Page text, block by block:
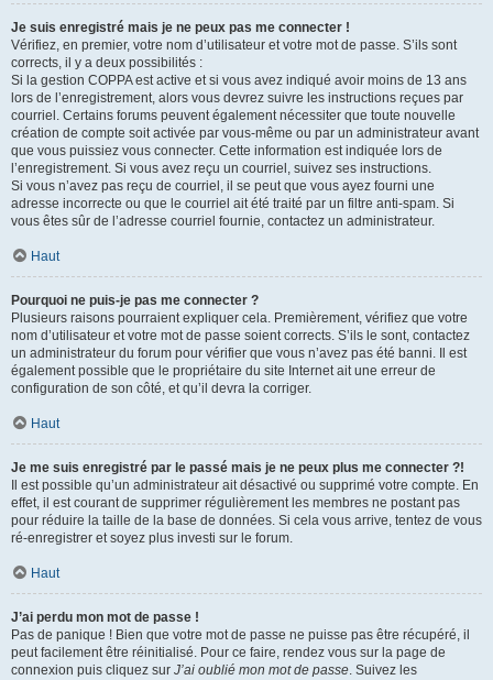
Je suis enregistré mais je ne peux pas me connecter !
Vérifiez, en premier, votre nom d’utilisateur et votre mot de passe. S’ils sont
corrects, il y a deux possibilités :
Si la gestion COPPA est active et si vous avez indiqué avoir moins de 13 ans
lors de l’enregistrement, alors vous devrez suivre les instructions reçues par
courriel. Certains forums peuvent également nécessiter que toute nouvelle
création de compte soit activée par vous-même ou par un administrateur avant
que vous puissiez vous connecter. Cette information est indiquée lors de
l’enregistrement. Si vous avez reçu un courriel, suivez ses instructions.
Si vous n’avez pas reçu de courriel, il se peut que vous ayez fourni une
adresse incorrecte ou que le courriel ait été traité par un filtre anti-spam. Si
vous êtes sûr de l’adresse courriel fournie, contactez un administrateur.
Haut
Pourquoi ne puis-je pas me connecter ?
Plusieurs raisons pourraient expliquer cela. Premièrement, vérifiez que votre
nom d’utilisateur et votre mot de passe soient corrects. S’ils le sont, contactez
un administrateur du forum pour vérifier que vous n’avez pas été banni. Il est
également possible que le propriétaire du site Internet ait une erreur de
configuration de son côté, et qu’il devra la corriger.
Haut
Je me suis enregistré par le passé mais je ne peux plus me connecter ?!
Il est possible qu’un administrateur ait désactivé ou supprimé votre compte. En
effet, il est courant de supprimer régulièrement les membres ne postant pas
pour réduire la taille de la base de données. Si cela vous arrive, tentez de vous
ré-enregistrer et soyez plus investi sur le forum.
Haut
J’ai perdu mon mot de passe !
Pas de panique ! Bien que votre mot de passe ne puisse pas être récupéré, il
peut facilement être réinitialisé. Pour ce faire, rendez vous sur la page de
connexion puis cliquez sur J’ai oublié mon mot de passe. Suivez les